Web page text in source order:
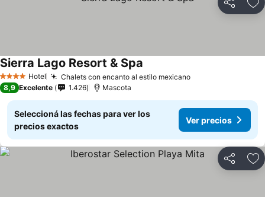
Compartir
4 EstrellasHotel Chalets con encanto al estilo mexicano
Sierra Lago Resort & Spa
8,9 Excelente 1.426 Mascota
Seleccioná las fechas para ver los
precios exactos
Ver precios
Compartir